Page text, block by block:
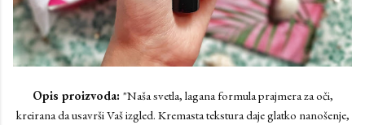
Opis proizvoda: "Naša svetla, lagana formula prajmera za oči,
kreirana da usavrši Vaš izgled. Kremasta tekstura daje glatko nanošenje,